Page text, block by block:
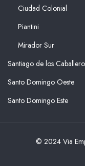
Ciudad Colonial
Piantini
Mirador Sur
Santiago de los
Santo Domingo Oeste
Santo Domingo Este
© 2024 Via